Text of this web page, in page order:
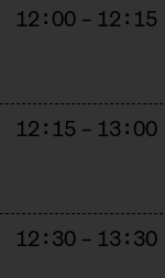
12:00 – 12:15
12:15 – 13:00
12:30 – 13:30